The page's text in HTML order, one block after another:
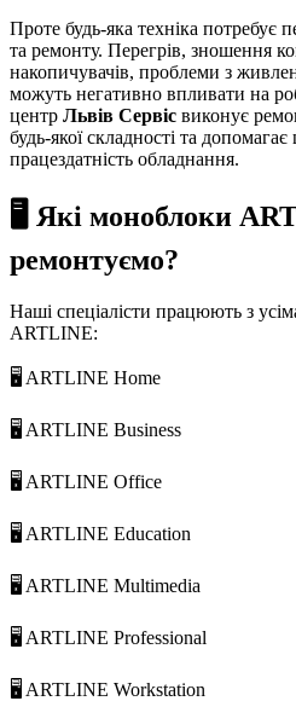
Проте будь-яка техніка потребує
та ремонту. Перегрів, зношення
накопичувачів, проблеми з
можуть негативно впливати на
центр Львів Сервіс виконує
будь-якої складності та
працездатність обладнання.
🖥️ Які моноблоки
ремонтуємо?
Наші спеціалісти працюють з
ARTLINE:
🖥️ ARTLINE Home
🖥️ ARTLINE Business
🖥️ ARTLINE Office
🖥️ ARTLINE Education
🖥️ ARTLINE Multimedia
🖥️ ARTLINE Professional
🖥️ ARTLINE Workstation